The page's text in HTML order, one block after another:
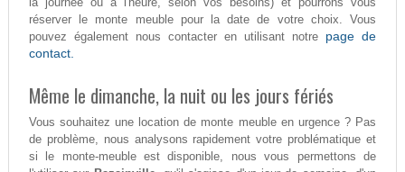
réserver le monte meuble pour la date de votre choix. Vous
pouvez également nous contacter en utilisant notre page de
contact.
Même le dimanche, la nuit ou les jours fériés
Vous souhaitez une location de monte meuble en urgence ? Pas
de problème, nous analysons rapidement votre problématique et
si le monte-meuble est disponible, nous vous permettons de